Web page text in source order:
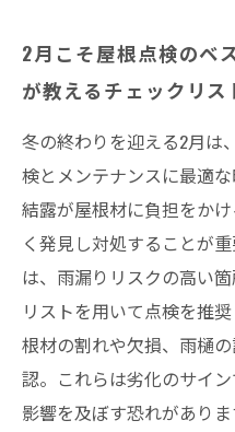
2月こそ屋根点検のベ
が教えるチェックリス
冬の終わりを迎える2月は
検とメンテナンスに最適
結露が屋根材に負担をか
く発見し対処することが
は、雨漏りリスクの高い
リストを用いて点検を推
根材の割れや欠損、雨樋
認。これらは劣化のサイ
影響を及ぼす恐れがあり